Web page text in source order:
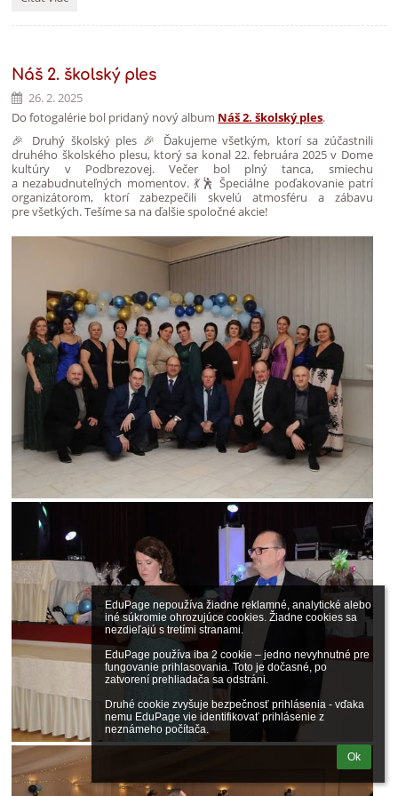
EduPage nepoužíva žiadne reklamné, analytické alebo
iné súkromie ohrozujúce cookies. Žiadne cookies sa
nezdieľajú s tretími stranami.
EduPage používa iba 2 cookie – jedno nevyhnutné pre
fungovanie prihlasovania. Toto je dočasné, po
zatvorení prehliadača sa odstráni.
Druhé cookie zvyšuje bezpečnosť prihlásenia - vďaka
nemu EduPage vie identifikovať prihlásenie z
neznámeho počítača.
Ok
anglického
Náš 2. školský ples
26. 2. 2025
Do fotogalérie bol pridaný nový album Náš 2. školský ples.
🎉 Druhý školský ples 🎉 Ďakujeme všetkým, ktorí sa zúčastnili
druhého školského plesu, ktorý sa konal 22. februára 2025 v Dome
kultúry v Podbrezovej. Večer bol plný tanca, smiechu
a nezabudnuteľných momentov. 💃🕺 Špeciálne poďakovanie patrí
organizátorom, ktorí zabezpečili skvelú atmosféru a zábavu
pre všetkých. Tešíme sa na ďalšie spoločné akcie!